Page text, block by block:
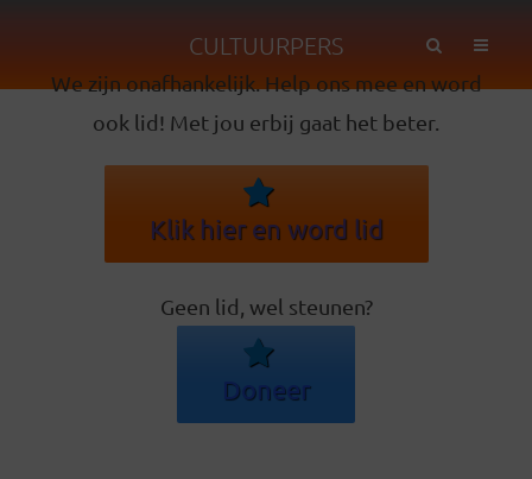
CULTUURPERS
We zijn onafhankelijk. Help ons mee en word
ook lid! Met jou erbij gaat het beter.
Klik hier en word lid
Geen lid, wel steunen?
Doneer